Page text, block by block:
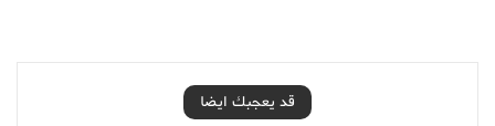
قد يعجبك ايضا